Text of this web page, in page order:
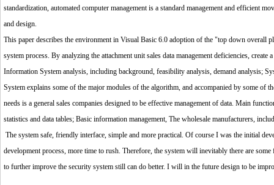
standardization, automated computer management is a standard management and efficient
and design.
This paper describes the environment in Visual Basic 6.0 adoption of the "top down overall
system process. By analyzing the attachment unit sales data management deficiencies,
Information System analysis, including background, feasibility analysis, demand analysis;
System explains some of the major modules of the algorithm, and accompanied by some of
needs is a general sales companies designed to be effective management of data. Main
statistics and data tables; Basic information management, The wholesale manufacturers,
The system safe, friendly interface, simple and more practical. Of course I was the initial
development process, more time to rush. Therefore, the system will inevitably there are
to further improve the security system still can do better. I will in the future design to be